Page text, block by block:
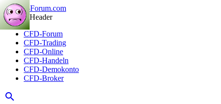
CFD-Forum
CFD-Trading
CFD-Online
CFD-Handeln
CFD-Demokonto
CFD-Broker
search